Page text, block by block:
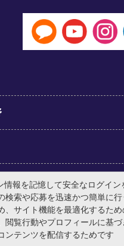
Centre
情報を記憶して安全なログイン
検索や応募を迅速かつ簡単に
、サイト機能を最適化するた
閲覧行動やプロフィールに基
ンテンツを配信するためです